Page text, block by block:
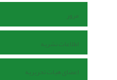
مرور
اطلاعات نشریه
اعضای هیات تحریریه